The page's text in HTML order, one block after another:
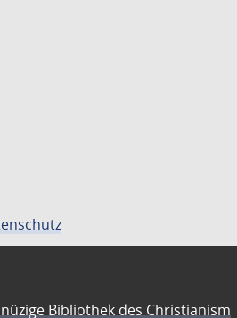
Bibliothek des Christianism